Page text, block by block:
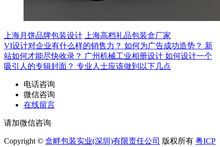
上海月饼品牌包装设计
上海高档礼品包装盒厂家
VI设计对企业有什么样的销售力？ 如何为广告成功造势？ 新
站如何才能尽快收录？ 广州机械工业相册设计 如何设计一个
吸引人的专辑封面？ 专业人士应该做到以下几点
电话咨询
微信咨询
在线留言
请加微信咨询
Copyright © 盒畔包装实业(深圳)有限责任公司 版权所有 粤ICP